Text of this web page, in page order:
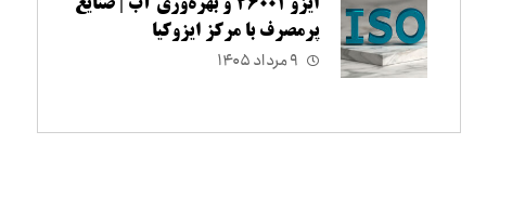
ایزو ۴۶۰۰۱ و بهره‌وری آب | صنایع
پرمصرف با مرکز ایزوکیا
۹ مرداد ۱۴۰۵